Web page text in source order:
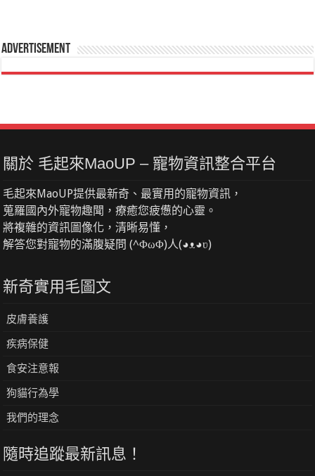
Advertisement
關於 毛起來MaoUP – 寵物資訊整合平台
毛起來MaoUP提供最新奇、最實用的寵物資訊，
蒐羅國內外寵物趣聞，療癒您疲憊的心靈。
將複雜的資訊圖像化，清晰易懂，
解答您對寵物的滿腹疑問 (^ΦωΦ)人(◕ᴥ◕ʋ)
新奇實用毛圖文
皮膚養護
疾病保健
食安注意報
狗貓行為學
我們的理念
隨時追蹤最新訊息！